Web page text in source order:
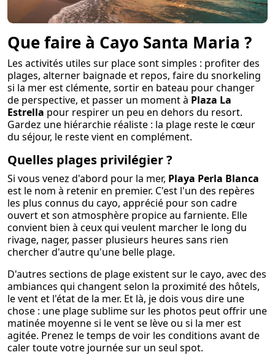
Que faire à Cayo Santa Maria ?
Les activités utiles sur place sont simples : profiter des
plages, alterner baignade et repos, faire du snorkeling
si la mer est clémente, sortir en bateau pour changer
de perspective, et passer un moment à Plaza La
Estrella pour respirer un peu en dehors du resort.
Gardez une hiérarchie réaliste : la plage reste le cœur
du séjour, le reste vient en complément.
Quelles plages privilégier ?
Si vous venez d'abord pour la mer, Playa Perla Blanca
est le nom à retenir en premier. C'est l'un des repères
les plus connus du cayo, apprécié pour son cadre
ouvert et son atmosphère propice au farniente. Elle
convient bien à ceux qui veulent marcher le long du
rivage, nager, passer plusieurs heures sans rien
chercher d'autre qu'une belle plage.
D'autres sections de plage existent sur le cayo, avec des
ambiances qui changent selon la proximité des hôtels,
le vent et l'état de la mer. Et là, je dois vous dire une
chose : une plage sublime sur les photos peut offrir une
matinée moyenne si le vent se lève ou si la mer est
agitée. Prenez le temps de voir les conditions avant de
caler toute votre journée sur un seul spot.